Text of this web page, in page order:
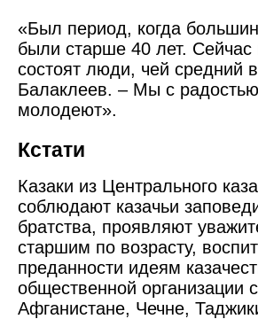
«Был период, когда
были старше 40 лет.
состоят люди, чей средний
Балаклеев. – Мы с
молодеют».
Кстати
Казаки из Центрального
соблюдают казачьи
братства, проявляют
старшим по возрасту,
преданности идеям
общественной организации
Афганистане, Чечне,